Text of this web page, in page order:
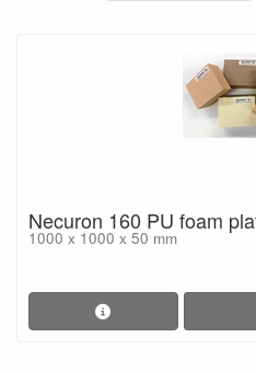
Necuron 160 PU foam
1000 x 1000 x 50 mm